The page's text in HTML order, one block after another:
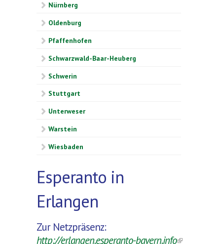
Nürnberg
Oldenburg
Pfaffenhofen
Schwarzwald-Baar-Heuberg
Schwerin
Stuttgart
Unterweser
Warstein
Wiesbaden
Esperanto in
Erlangen
Zur Netzpräsenz:
http://erlangen.esperanto-bayern.info(link is